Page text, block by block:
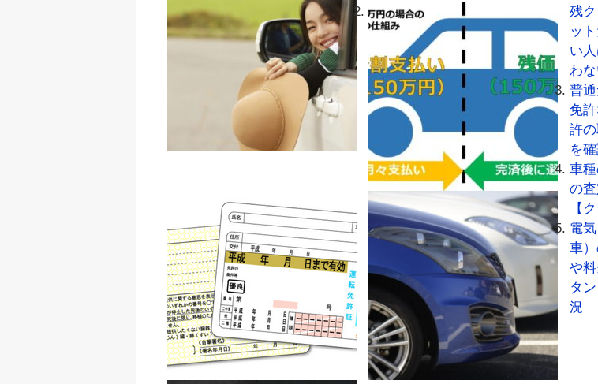
残
ッ
い
わ
普
免
許
を
車
の
【
電
車
や
タ
況